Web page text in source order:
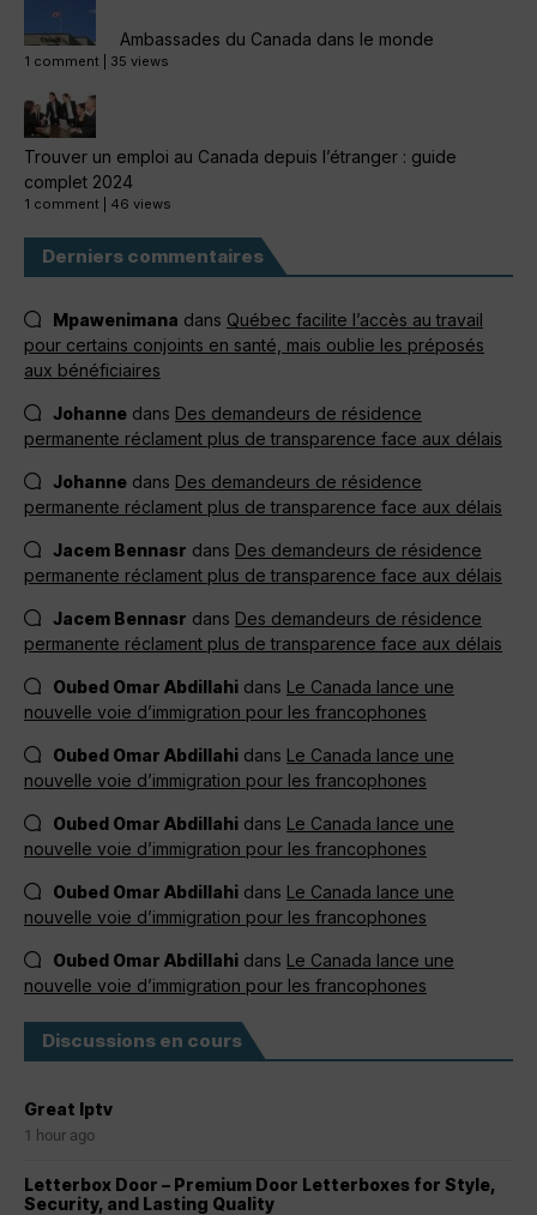
Ambassades du Canada dans le monde
1 comment 35 views
Trouver un emploi au Canada depuis l’étranger : guide
complet 2024
1 comment 46 views
Derniers commentaires
Mpawenimana dans Québec facilite l’accès au travail
pour certains conjoints en santé, mais oublie les préposés
aux bénéficiaires
Johanne dans Des demandeurs de résidence
permanente réclament plus de transparence face aux délais
Johanne dans Des demandeurs de résidence
permanente réclament plus de transparence face aux délais
Jacem Bennasr dans Des demandeurs de résidence
permanente réclament plus de transparence face aux délais
Jacem Bennasr dans Des demandeurs de résidence
permanente réclament plus de transparence face aux délais
Oubed Omar Abdillahi dans Le Canada lance une
nouvelle voie d’immigration pour les francophones
Oubed Omar Abdillahi dans Le Canada lance une
nouvelle voie d’immigration pour les francophones
Oubed Omar Abdillahi dans Le Canada lance une
nouvelle voie d’immigration pour les francophones
Oubed Omar Abdillahi dans Le Canada lance une
nouvelle voie d’immigration pour les francophones
Oubed Omar Abdillahi dans Le Canada lance une
nouvelle voie d’immigration pour les francophones
Discussions en cours
Great Iptv
1 hour ago
Letterbox Door – Premium Door Letterboxes for Style,
Security, and Lasting Quality